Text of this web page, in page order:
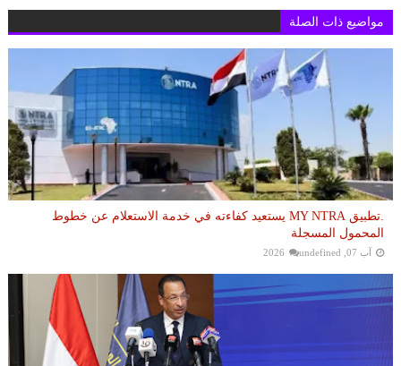
مواضيع ذات الصلة
.تطبيق MY NTRA يستعيد كفاءته في خدمة الاستعلام عن خطوط
المحمول المسجلة
آب 07, 2026 undefined